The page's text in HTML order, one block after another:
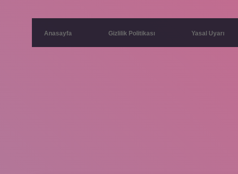
Anasayfa Gizlilik Politikası Yasal Uyarı